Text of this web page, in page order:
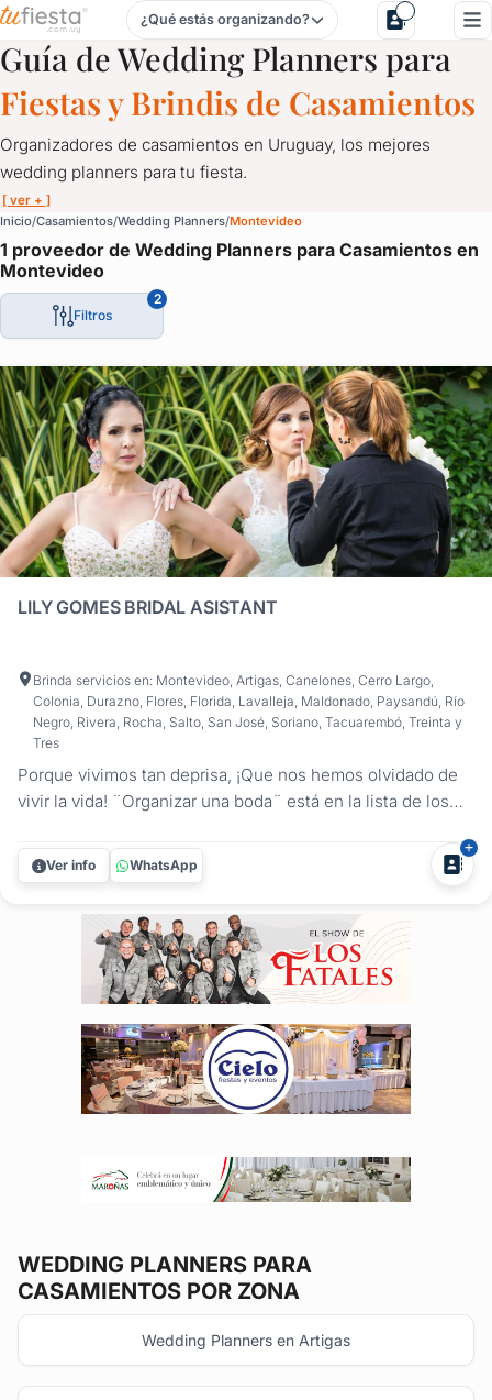
Wedding Planners para Casamientos en Montevideo
¿Qué estás organizando?
Guía de Wedding Planners para
Fiestas y Brindis de Casamientos
Organizadores de casamientos en Uruguay, los mejores
wedding planners para tu fiesta.
[ ver + ]
Inicio Casamientos Wedding Planners Montevideo
1 proveedor de Wedding Planners para Casamientos en
Montevideo
Filtros
2
LILY GOMES BRIDAL ASISTANT
Brinda servicios en: Montevideo, Artigas, Canelones, Cerro Largo,
Colonia, Durazno, Flores, Florida, Lavalleja, Maldonado, Paysandú, Río
Negro, Rivera, Rocha, Salto, San José, Soriano, Tacuarembó, Treinta y
Tres
Porque vivimos tan deprisa, ¡Que nos hemos olvidado de
vivir la vida! ¨Organizar una boda¨ está en la lista de los
eso Lily Gomes trabaja arduamente en hacer de este
proceso lo más divertido y agradable posible! Si no sabes
Ver info WhatsApp
WEDDING PLANNERS PARA
CASAMIENTOS POR ZONA
Wedding Planners en Artigas
Wedding Planners para Casamientos en Montevideo
Organizadores de casamientos en Uruguay, los mejores
Porque un momento así tiene que contemplar cada detalle.
El momento de la torta, de las alianzas, del vals, la elección
Todo merece la mayor atención.
Disfrutá de tu casamiento mientras los wedding planners